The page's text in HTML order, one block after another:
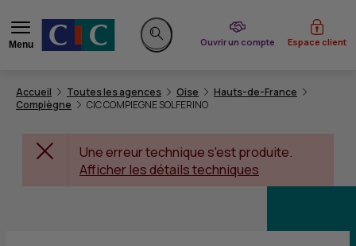
Menu
Rechercher sur le site
Ouvrir un compte
du CIC Espace client
Accueil Toutes les agences Oise
Hauts-de-France
Compiègne
CIC COMPIEGNE SOLFERINO
Une erreur technique s'est produite.
Afficher les détails techniques